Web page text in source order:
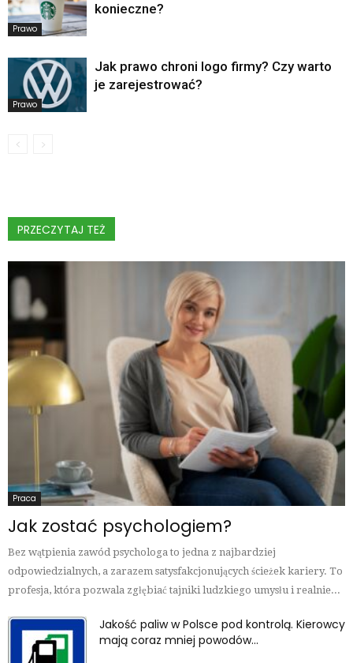
Prawo
konieczne?
Prawo
Jak prawo chroni logo firmy? Czy warto
je zarejestrować?
PRZECZYTAJ TEŻ
Praca
Jak zostać psychologiem?
Bez wątpienia zawód psychologa to jedna z najbardziej
odpowiedzialnych, a zarazem satysfakcjonujących ścieżek kariery. To
profesja, która pozwala zgłębiać tajniki ludzkiego umysłu i realnie...
Jakość paliw w Polsce pod kontrolą. Kierowcy
mają coraz mniej powodów...